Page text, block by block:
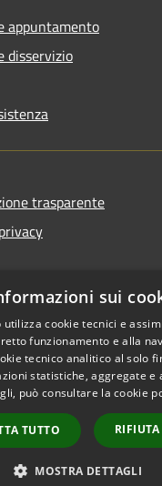
appuntamento
disservizio
trasparente
di accessibilitàsui
utilizza cookie tecnici e
funzionamento e alla
tecnico analitico al solo
statistiche, aggregate e
può consultare la cookie
TUTTO
MOSTRA DETTAGLI